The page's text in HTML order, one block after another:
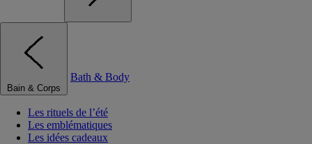
Bain & Corps
Bath & Body
Les rituels de l’été
Les emblématiques
Les idées cadeaux